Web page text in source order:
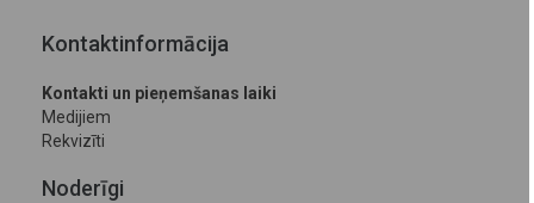
Kontaktinformācija
Kontakti un pieņemšanas laiki
Medijiem
Rekvizīti
Noderīgi